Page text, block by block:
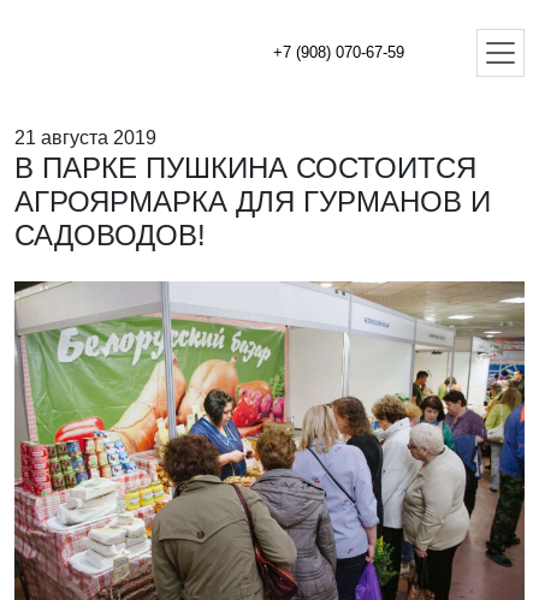
+7 (908) 070-67-59
21 августа 2019
В ПАРКЕ ПУШКИНА СОСТОИТСЯ
АГРОЯРМАРКА ДЛЯ ГУРМАНОВ И
САДОВОДОВ!